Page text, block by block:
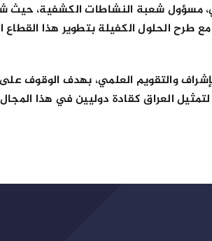
مسؤول شعبة النشاطات الكشفية، حيث
طرح الحلول الكفيلة بتطوير هذا
والتقويم العلمي، بهدف الوقوف
العراق كقادة دوليين في هذا